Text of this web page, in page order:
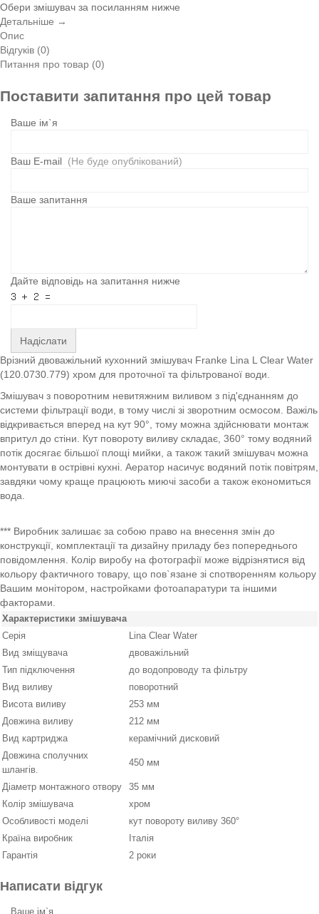
Обери змішувач за посиланням нижче
Детальніше →
Опис
Відгуків (0)
Питання про товар (0)
Поставити запитання про цей товар
Ваше ім`я
Ваш E-mail (Не буде опублікований)
Ваше запитання
Дайте відповідь на запитання нижче
Надіслати
Врізний двоважільний кухонний змішувач Franke Lina L Clear Water
(120.0730.779) хром для проточної та фільтрованої води.
Змішувач з поворотним невитяжним виливом з під'єднанням до
системи фільтрації води, в тому числі зі зворотним осмосом. Важіль
відкривається вперед на кут 90°, тому можна здійснювати монтаж
впритул до стіни. Кут повороту виливу складає, 360° тому водяний
потік досягає більшої площі мийки, а також такий змішувач можна
монтувати в острівні кухні. Аератор насичує водяний потік повітрям,
завдяки чому краще працюють миючі засоби а також економиться
вода.
*** Виробник залишає за собою право на внесення змін до
конструкції, комплектації та дизайну приладу без попереднього
повідомлення. Колір виробу на фотографії може відрізнятися від
кольору фактичного товару, що пов`язане зі спотворенням кольору
Вашим монітором, настройками фотоапаратури та іншими
факторами.
Характеристики змішувача
Серія
Lina Clear Water
Вид зміщувача
двоважільний
Тип підключення
до водопроводу та фільтру
Вид виливу
поворотний
Висота виливу
253 мм
Довжина виливу
212 мм
Вид картриджа
керамічний дисковий
Довжина сполучних
шлангів.
450 мм
Діаметр монтажного отвору
35 мм
Колір змішувача
хром
Особливості моделі
кут повороту виливу 360°
Країна виробник
Італія
Гарантія
2 роки
Написати відгук
Ваше ім`я